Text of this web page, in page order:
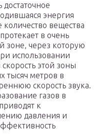
энергия
вещества
в очень
зоне, через которую
использовании
этой зоны
тысяч метров в
скорость звука.
газов в
к
давления и